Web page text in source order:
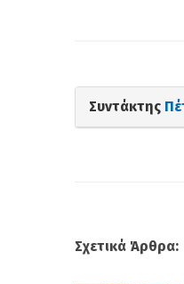
Συντάκτης
Σχετικά Άρθρα: